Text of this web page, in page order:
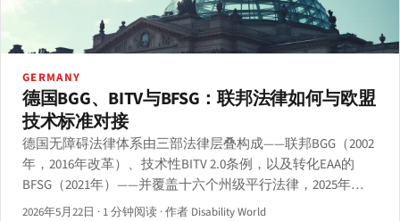
GERMANY
德国BGG、BITV与BFSG：联邦法律如何与欧盟
技术标准对接
德国无障碍法律体系由三部法律层叠构成——联邦BGG（2002
年，2016年改革）、技术性BITV 2.0条例，以及转化EAA的
BFSG（2021年）——并覆盖十六个州级平行法律，2025年
BAFA执法机制亦已启动。
2026年5月22日 · 1 分钟阅读 ·作者 Disability World